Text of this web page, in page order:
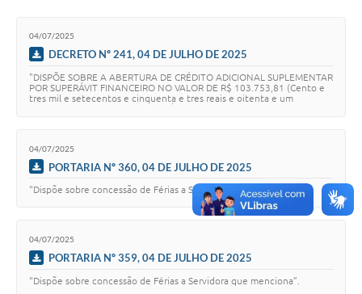
04/07/2025
DECRETO Nº 241, 04 DE JULHO DE 2025
"DISPÕE SOBRE A ABERTURA DE CRÉDITO ADICIONAL SUPLEMENTAR
POR SUPERÁVIT FINANCEIRO NO VALOR DE R$ 103.753,81 (Cento e
tres mil e setecentos e cinquenta e tres reais e oitenta e um
04/07/2025
PORTARIA Nº 360, 04 DE JULHO DE 2025
“Dispõe sobre concessão de Férias a Servidora que menciona”
04/07/2025
PORTARIA Nº 359, 04 DE JULHO DE 2025
“Dispõe sobre concessão de Férias a Servidora que menciona”.